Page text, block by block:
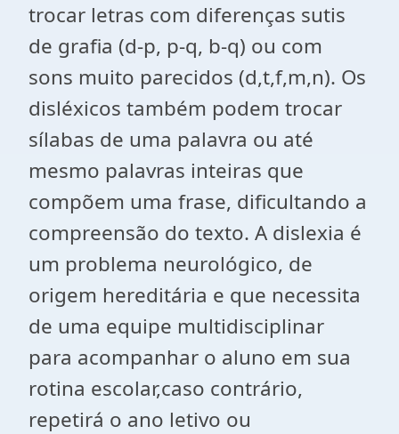
trocar letras com diferenças sutis
de grafia (d-p, p-q, b-q) ou com
sons muito parecidos (d,t,f,m,n). Os
disléxicos também podem trocar
sílabas de uma palavra ou até
mesmo palavras inteiras que
compõem uma frase, dificultando a
compreensão do texto. A dislexia é
um problema neurológico, de
origem hereditária e que necessita
de uma equipe multidisciplinar
para acompanhar o aluno em sua
rotina escolar,caso contrário,
repetirá o ano letivo ou